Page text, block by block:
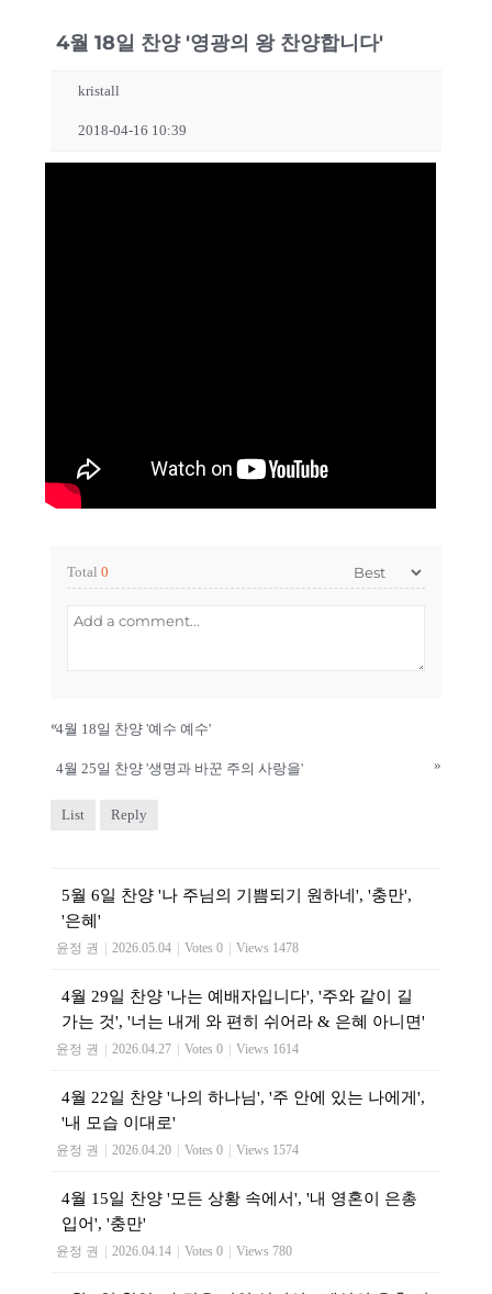
4월 18일 찬양 '영광의 왕 찬양합니다'
kristall
2018-04-16 10:39
Total 0
«4월 18일 찬양 '예수 예수'
4월 25일 찬양 '생명과 바꾼 주의 사랑을' »
List Reply
5월 6일 찬양 '나 주님의 기쁨되기 원하네', '충만',
'은혜'
윤정 권 2026.05.04 Votes 0 Views 1478
4월 29일 찬양 '나는 예배자입니다', '주와 같이 길
가는 것', '너는 내게 와 편히 쉬어라 & 은혜 아니면'
윤정 권 2026.04.27 Votes 0 Views 1614
4월 22일 찬양 '나의 하나님', '주 안에 있는 나에게',
'내 모습 이대로'
윤정 권 2026.04.20 Votes 0 Views 1574
4월 15일 찬양 '모든 상황 속에서', '내 영혼이 은총
입어', '충만'
윤정 권 2026.04.14 Votes 0 Views 780